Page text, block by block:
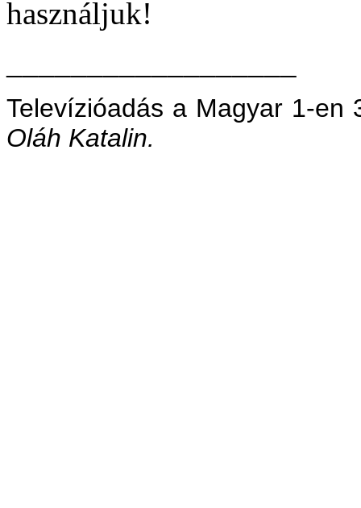
használjuk!
Televízióadás a Magyar 1-en
Oláh Katalin.